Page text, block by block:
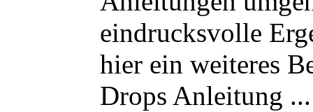
eindrucksvolle
hier ein weiteres
Drops Anleitung ...